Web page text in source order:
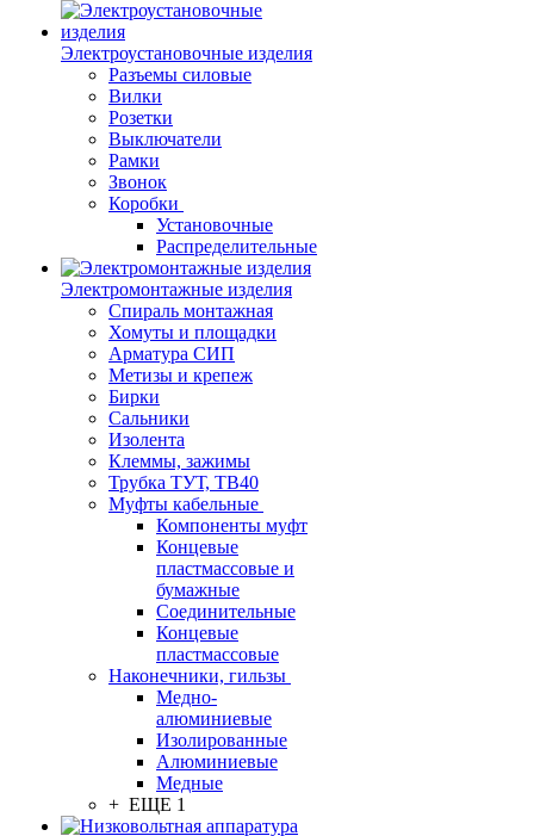
Электроустановочные изделия
Разъемы силовые
Вилки
Розетки
Выключатели
Рамки
Звонок
Коробки
Установочные
Распределительные
Электромонтажные изделия
Спираль монтажная
Хомуты и площадки
Арматура СИП
Метизы и крепеж
Бирки
Сальники
Изолента
Клеммы, зажимы
Трубка ТУТ, ТВ40
Муфты кабельные
Компоненты муфт
Концевые
пластмассовые и
бумажные
Соединительные
Концевые
пластмассовые
Наконечники, гильзы
Медно-
алюминиевые
Изолированные
Алюминиевые
Медные
+ ЕЩЕ 1